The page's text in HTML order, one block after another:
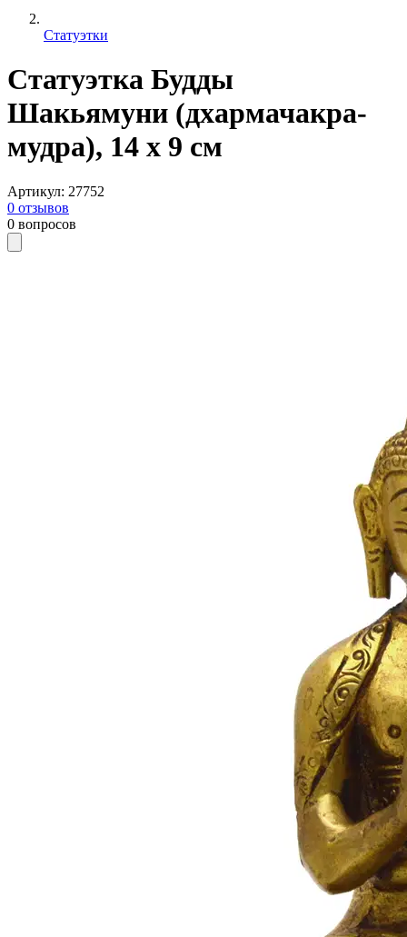
Статуэтки
Статуэтка Будды
Шакьямуни (дхармачакра-
мудра), 14 х 9 см
Артикул: 27752
0 отзывов
0 вопросов